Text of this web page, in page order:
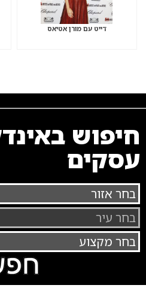
דייט עם מורן אטיאס
חיפוש
עסקים